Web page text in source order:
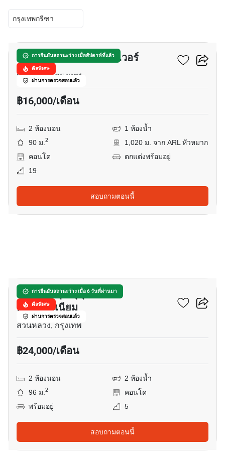
กรุงเทพกรีฑา
การยืนยันสถานะว่าง เมื่อสัปดาห์ที่แล้ว
ดีลพิเศษ
ผ่านการตรวจสอบแล้ว
รีเจ้นท์ ศรีนครินทร์ ทาวเวอร์
สวนหลวง, กรุงเทพ
฿16,000/เดือน
2 ห้องนอน
1 ห้องน้ำ
90 ม.2
1,020 ม. จาก ARL หัวหมาก
คอนโด
ตกแต่งพร้อมอยู่
19
สอบถามตอนนี้
การยืนยันสถานะว่าง เมื่อ 6 วันที่ผ่านมา
ดีลพิเศษ
ผ่านการตรวจสอบแล้ว
บ้านอ่อนนุช สุขุมวิท 77
คอนโดมิเนียม
สวนหลวง, กรุงเทพ
฿24,000/เดือน
2 ห้องนอน
2 ห้องน้ำ
96 ม.2
คอนโด
พร้อมอยู่
5
สอบถามตอนนี้